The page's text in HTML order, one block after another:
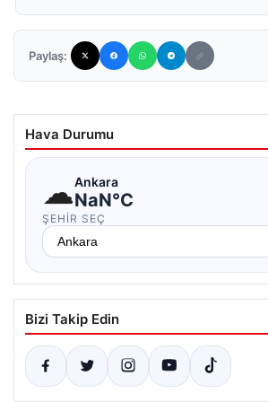
Paylaş:
Hava Durumu
☁Ankara
NaN°C
ŞEHIR SEÇ
Bizi Takip Edin